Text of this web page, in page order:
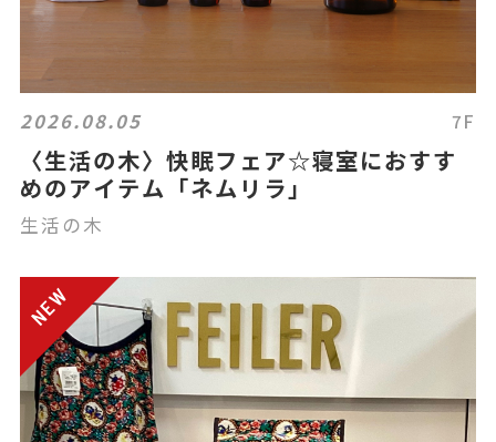
2026.08.05 7F
〈生活の木〉快眠フェア☆寝室におすす
めのアイテム「ネムリラ」
生活の木